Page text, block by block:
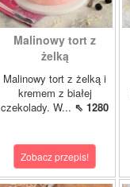
Malinowy tort z
żelką
Malinowy tort z żelką i
kremem z białej
czekolady. W... ⇖ 1280
Zobacz przepis!